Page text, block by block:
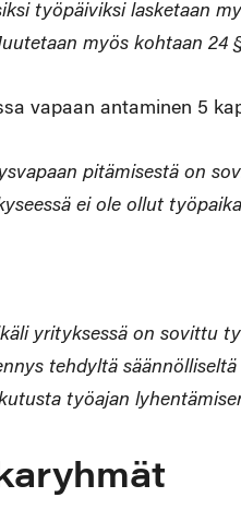
työpäiviksi lasketaan
myös kohtaan 24
vapaan antaminen 5
pitämisestä on
ei ole ollut
yrityksessä on sovittu
tehdyltä
työajan